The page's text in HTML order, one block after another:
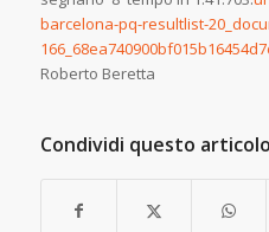
barcelona-pq-resultlist-
Roberto Beretta
Condividi questo articolo